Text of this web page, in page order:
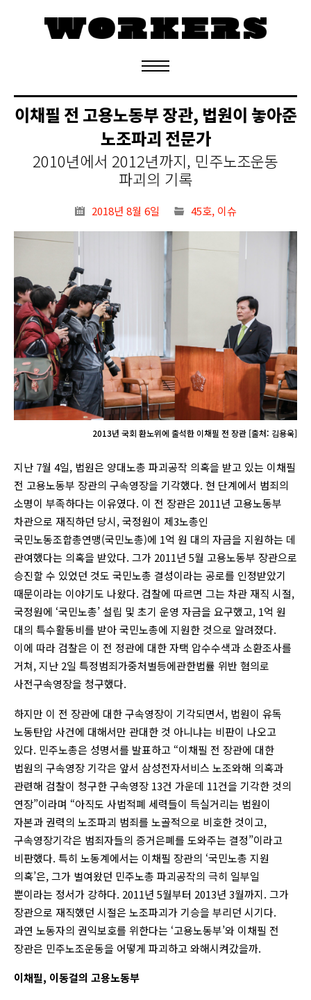
정기구독 신청
이채필 전 고용노동부 장관, 법원이 놓아준
노조파괴 전문가
2010년에서 2012년까지, 민주노조운동
파괴의 기록
2018년 8월 6일 45호, 이슈
2013년 국회 환노위에 출석한 이채필 전 장관 [출처: 김용욱]
지난 7월 4일, 법원은 양대노총 파괴공작 의혹을 받고 있는 이채필
전 고용노동부 장관의 구속영장을 기각했다. 현 단계에서 범죄의
소명이 부족하다는 이유였다. 이 전 장관은 2011년 고용노동부
차관으로 재직하던 당시, 국정원이 제3노총인
국민노동조합총연맹(국민노총)에 1억 원 대의 자금을 지원하는 데
관여했다는 의혹을 받았다. 그가 2011년 5월 고용노동부 장관으로
승진할 수 있었던 것도 국민노총 결성이라는 공로를 인정받았기
때문이라는 이야기도 나왔다. 검찰에 따르면 그는 차관 재직 시절,
국정원에 ‘국민노총’ 설립 및 초기 운영 자금을 요구했고, 1억 원
대의 특수활동비를 받아 국민노총에 지원한 것으로 알려졌다.
이에 따라 검찰은 이 전 정관에 대한 자택 압수수색과 소환조사를
거쳐, 지난 2일 특정범죄가중처벌등에관한법률 위반 혐의로
사전구속영장을 청구했다.
하지만 이 전 장관에 대한 구속영장이 기각되면서, 법원이 유독
노동탄압 사건에 대해서만 관대한 것 아니냐는 비판이 나오고
있다. 민주노총은 성명서를 발표하고 “이채필 전 장관에 대한
법원의 구속영장 기각은 앞서 삼성전자서비스 노조와해 의혹과
관련해 검찰이 청구한 구속영장 13건 가운데 11건을 기각한 것의
연장”이라며 “아직도 사법적폐 세력들이 득실거리는 법원이
자본과 권력의 노조파괴 범죄를 노골적으로 비호한 것이고,
구속영장기각은 범죄자들의 증거은폐를 도와주는 결정”이라고
비판했다. 특히 노동계에서는 이채필 장관의 ‘국민노총 지원
의혹’은, 그가 벌여왔던 민주노총 파괴공작의 극히 일부일
뿐이라는 정서가 강하다. 2011년 5월부터 2013년 3월까지. 그가
장관으로 재직했던 시절은 노조파괴가 기승을 부리던 시기다.
과연 노동자의 권익보호를 위한다는 ‘고용노동부’와 이채필 전
장관은 민주노조운동을 어떻게 파괴하고 와해시켜갔을까.
이채필, 이동걸의 고용노동부